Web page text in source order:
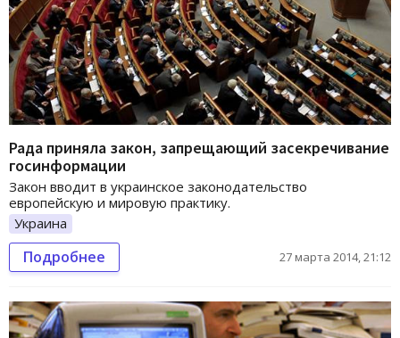
Рада приняла закон, запрещающий засекречивание
госинформации
Закон вводит в украинское законодательство
европейскую и мировую практику.
Украина
Подробнее 27 марта 2014, 21:12